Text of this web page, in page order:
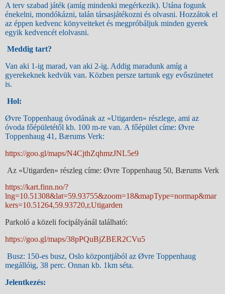
A terv szabad játék (amíg mindenki megérkezik). Utána fogunk
énekelni, mondókázni, talán társasjátékozni és olvasni. Hozzátok el
az éppen kedvenc könyveiteket és megpróbáljuk minden gyerek
egyik kedvencét elolvasni.
Meddig tart?
Van aki 1-ig marad, van aki 2-ig. Addig maradunk amíg a
gyerekeknek kedvük van. Közben persze tartunk egy evőszünetet
is.
Hol:
Øvre Toppenhaug óvodának az «Utigarden» részlege, ami az
óvoda főépületétől kb. 100 m-re van. A főépület címe: Øvre
Toppenhaug 41, Bærums Verk:
https://goo.gl/maps/N4CjthZqhmzJNL5e9
Az «Utigarden» részleg címe: Øvre Toppenhaug 50, Bærums Verk
https://kart.finn.no/?
lng=10.51308&lat=59.93755&zoom=18&mapType=normap&mar
kers=10.51264,59.93720,r,Utigarden
Parkoló a közeli focipályánál található:
https://goo.gl/maps/38pPQuBjZBER2CVu5
Busz: 150-es busz, Oslo központjából az Øvre Toppenhaug
megállóig, 38 perc. Onnan kb. 1km séta.
Jelentkezés: